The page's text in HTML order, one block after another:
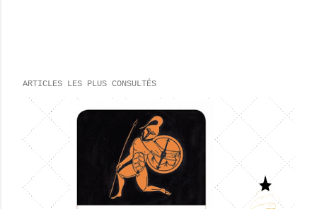
ARTICLES LES PLUS CONSULTÉS